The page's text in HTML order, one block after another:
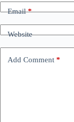
Email*
Website
Add Comment *